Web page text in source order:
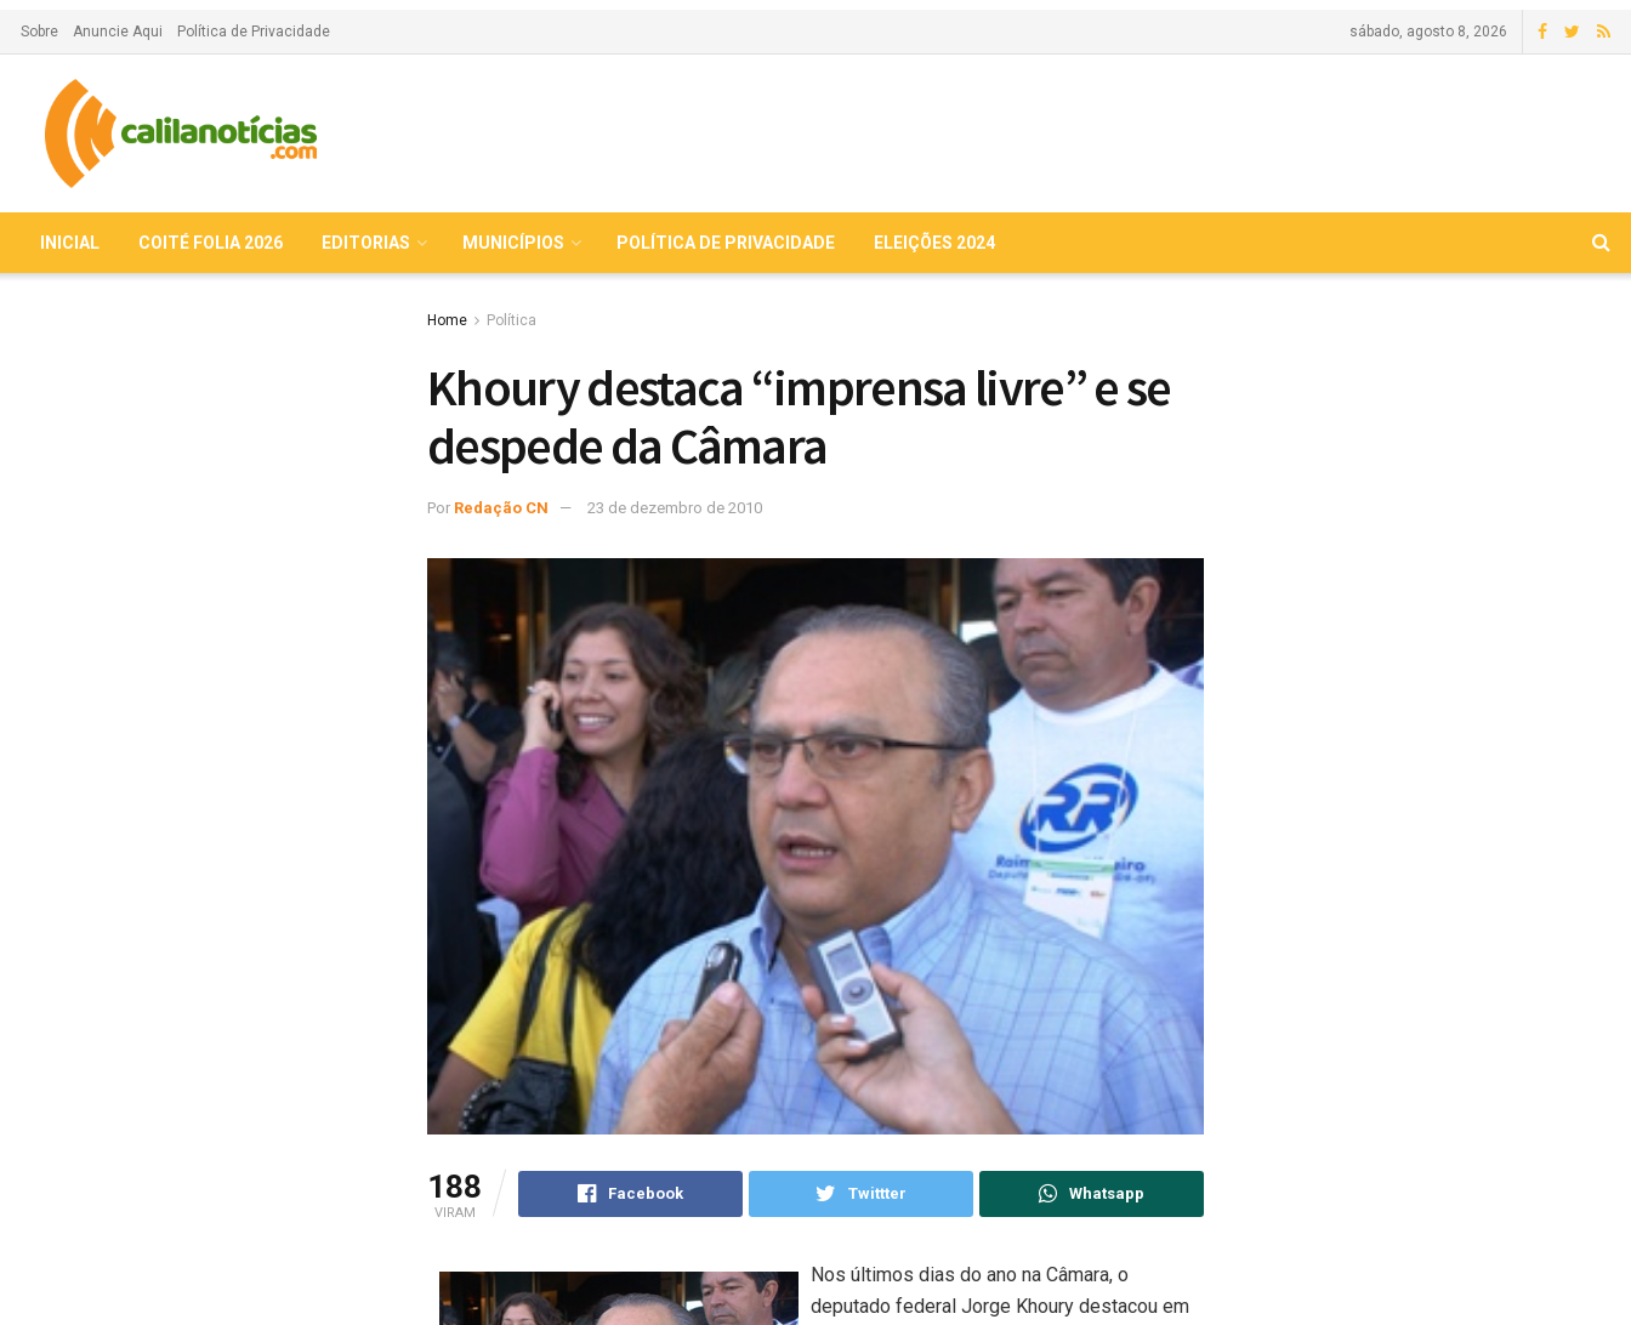
Sobre Anuncie Aqui Política de Privacidade sábado, agosto 8, 2026
INICIAL COITÉ FOLIA 2026 EDITORIAS MUNICÍPIOS POLÍTICA DE PRIVACIDADE ELEIÇÕES 2024
Home Política
Khoury destaca “imprensa livre” e se
despede da Câmara
Por Redação CN 23 de dezembro de 2010
188
VIRAM
Facebook Twittter Whatsapp
Nos últimos dias do ano na Câmara, o
deputado federal Jorge Khoury destacou em